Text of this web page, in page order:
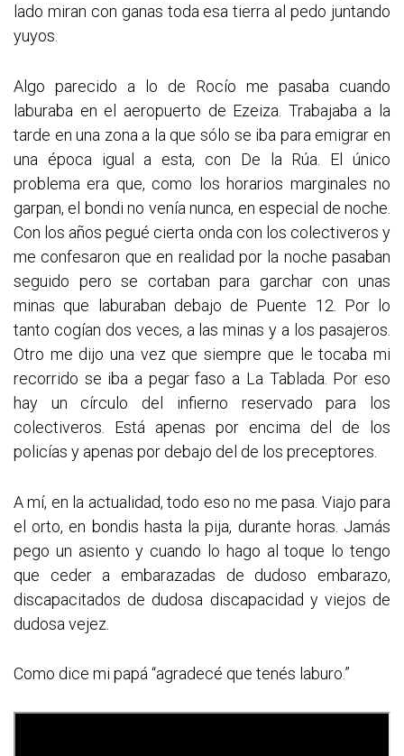
lado miran con ganas toda esa tierra al pedo juntando
yuyos.
Algo parecido a lo de Rocío me pasaba cuando
laburaba en el aeropuerto de Ezeiza. Trabajaba a la
tarde en una zona a la que sólo se iba para emigrar en
una época igual a esta, con De la Rúa. El único
problema era que, como los horarios marginales no
garpan, el bondi no venía nunca, en especial de noche.
Con los años pegué cierta onda con los colectiveros y
me confesaron que en realidad por la noche pasaban
seguido pero se cortaban para garchar con unas
minas que laburaban debajo de Puente 12. Por lo
tanto cogían dos veces, a las minas y a los pasajeros.
Otro me dijo una vez que siempre que le tocaba mi
recorrido se iba a pegar faso a La Tablada. Por eso
hay un círculo del infierno reservado para los
colectiveros. Está apenas por encima del de los
policías y apenas por debajo del de los preceptores.
A mí, en la actualidad, todo eso no me pasa. Viajo para
el orto, en bondis hasta la pija, durante horas. Jamás
pego un asiento y cuando lo hago al toque lo tengo
que ceder a embarazadas de dudoso embarazo,
discapacitados de dudosa discapacidad y viejos de
dudosa vejez.
Como dice mi papá “agradecé que tenés laburo.”